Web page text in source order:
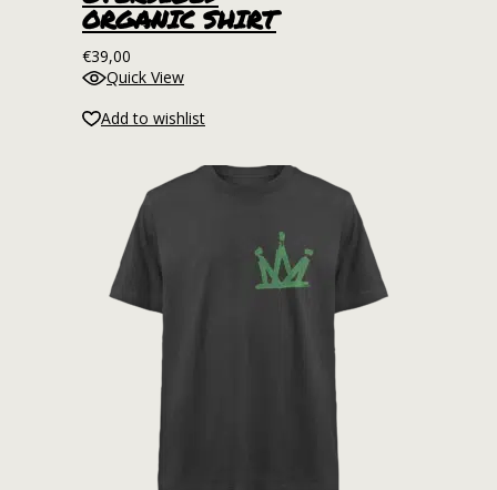
der
Produktseite
ORGANIC SHIRT
€39,00
Quick View
Add to wishlist